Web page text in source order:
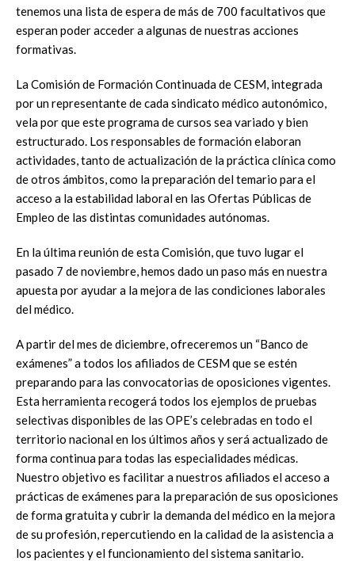
tenemos una lista de espera de más de 700 facultativos que
esperan poder acceder a algunas de nuestras acciones
formativas.
La Comisión de Formación Continuada de CESM, integrada
por un representante de cada sindicato médico autonómico,
vela por que este programa de cursos sea variado y bien
estructurado. Los responsables de formación elaboran
actividades, tanto de actualización de la práctica clínica como
de otros ámbitos, como la preparación del temario para el
acceso a la estabilidad laboral en las Ofertas Públicas de
Empleo de las distintas comunidades autónomas.
En la última reunión de esta Comisión, que tuvo lugar el
pasado 7 de noviembre, hemos dado un paso más en nuestra
apuesta por ayudar a la mejora de las condiciones laborales
del médico.
A partir del mes de diciembre, ofreceremos un “Banco de
exámenes” a todos los afiliados de CESM que se estén
preparando para las convocatorias de oposiciones vigentes.
Esta herramienta recogerá todos los ejemplos de pruebas
selectivas disponibles de las OPE’s celebradas en todo el
territorio nacional en los últimos años y será actualizado de
forma continua para todas las especialidades médicas.
Nuestro objetivo es facilitar a nuestros afiliados el acceso a
prácticas de exámenes para la preparación de sus oposiciones
de forma gratuita y cubrir la demanda del médico en la mejora
de su profesión, repercutiendo en la calidad de la asistencia a
los pacientes y el funcionamiento del sistema sanitario.